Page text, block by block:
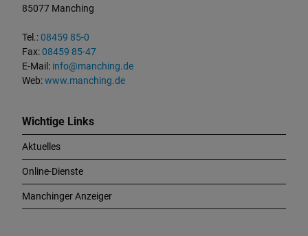
85077 Manching
Tel.:08459 85-0
Fax:08459 85-47
E-Mail: info@manching.de
Web:www.manching.de
Wichtige Links
Aktuelles
Online-Dienste
Manchinger Anzeiger